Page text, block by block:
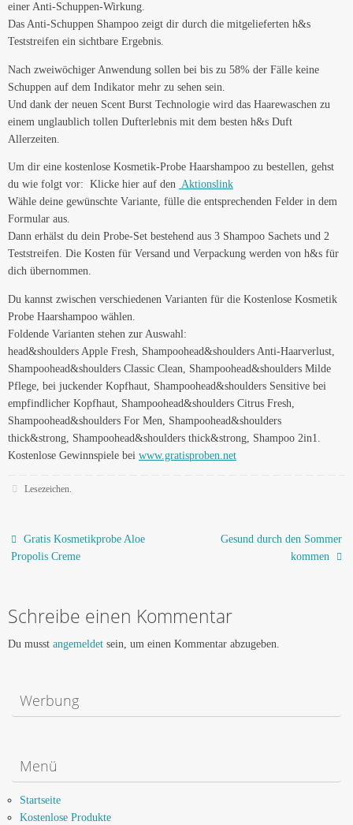
einer Anti-Schuppen-Wirkung.
Das Anti-Schuppen Shampoo zeigt dir durch die mitgelieferten h&s
Teststreifen ein sichtbare Ergebnis.
Nach zweiwöchiger Anwendung sollen bei bis zu 58% der Fälle keine
Schuppen auf dem Indikator mehr zu sehen sein.
Und dank der neuen Scent Burst Technologie wird das Haarewaschen zu
einem unglaublich tollen Dufterlebnis mit dem besten h&s Duft
Allerzeiten.
Um dir eine kostenlose Kosmetik-Probe Haarshampoo zu bestellen, gehst
du wie folgt vor: Klicke hier auf den Aktionslink
Wähle deine gewünschte Variante, fülle die entsprechenden Felder in dem
Formular aus.
Dann erhälst du dein Probe-Set bestehend aus 3 Shampoo Sachets und 2
Teststreifen. Die Kosten für Versand und Verpackung werden von h&s für
dich übernommen.
Du kannst zwischen verschiedenen Varianten für die Kostenlose Kosmetik
Probe Haarshampoo wählen.
Foldende Varianten stehen zur Auswahl:
head&shoulders Apple Fresh, Shampoohead&shoulders Anti-Haarverlust,
Shampoohead&shoulders Classic Clean, Shampoohead&shoulders Milde
Pflege, bei juckender Kopfhaut, Shampoohead&shoulders Sensitive bei
empfindlicher Kopfhaut, Shampoohead&shoulders Citrus Fresh,
Shampoohead&shoulders For Men, Shampoohead&shoulders
thick&strong, Shampoohead&shoulders thick&strong, Shampoo 2in1.
Kostenlose Gewinnspiele bei www.gratisproben.net
Lesezeichen.
Gratis Kosmetikprobe Aloe
Propolis Creme
Gesund durch den Sommer
kommen
Schreibe einen Kommentar
Du musst angemeldet sein, um einen Kommentar abzugeben.
Werbung
Menü
Startseite
Kostenlose Produkte